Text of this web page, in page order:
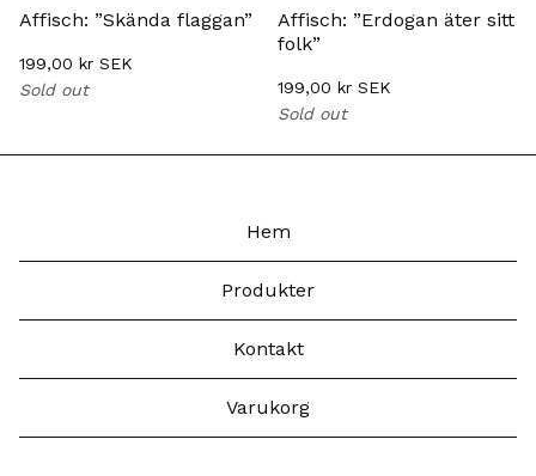
Affisch: ”Skända flaggan”
199,00 kr SEK
Sold out
Affisch: ”Erdogan äter sitt
folk”
199,00 kr SEK
Sold out
Hem
Produkter
Kontakt
Varukorg